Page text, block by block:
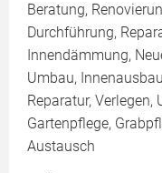
Beratung,
Durchführung,
Innendämmung,
Umbau,
Reparatur,
Gartenpflege,
Austausch